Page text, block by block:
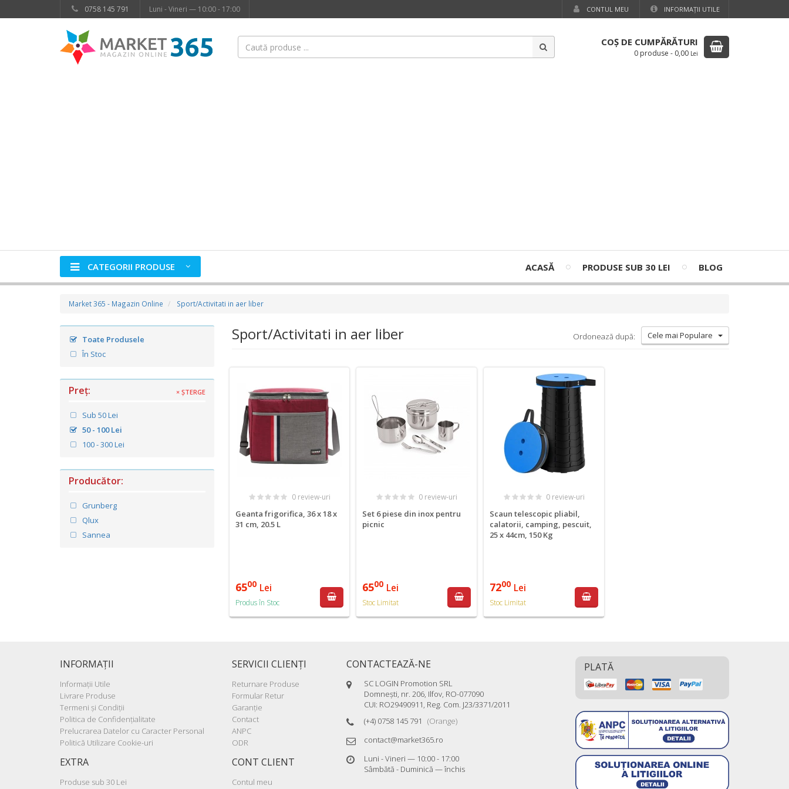
0758 145 791 Luni - Vineri — 10:00 - 17:00 CONTUL MEU INFORMAŢII UTILE
COŞ DE CUMPĂRĂTURI
0 produse - 0,00 Lei
CATEGORII PRODUSE ACASĂ PRODUSE SUB 30 LEI BLOG
Market 365 - Magazin Online Sport/Activitati in aer liber
Sport/Activitati in aer liber Cele mai Populare
Ordonează după:
0 review-uri
Geanta frigorifica, 36 x 18 x
31 cm, 20.5 L
6500 Lei
Produs în Stoc
0 review-uri
Set 6 piese din inox pentru
picnic
6500 Lei
Stoc Limitat
0 review-uri
Scaun telescopic pliabil,
calatorii, camping, pescuit,
25 x 44cm, 150 Kg
7200 Lei
Stoc Limitat
Toate Produsele
În Stoc
Preţ: × ŞTERGE
Sub 50 Lei
50 - 100 Lei
100 - 300 Lei
Producător:
Grunberg
Qlux
Sannea
INFORMAŢII
Informaţii Utile
Livrare Produse
Termeni şi Condiţii
Politica de Confidenţialitate
Prelucrarea Datelor cu Caracter Personal
Politică Utilizare Cookie-uri
EXTRA
Produse sub 30 Lei
SERVICII CLIENŢI
Returnare Produse
Formular Retur
Garanţie
Contact
ANPC
ODR
CONT CLIENT
Contul meu
CONTACTEAZĂ-NE
SC LOGIN Promotion SRL
Domneşti, nr. 206, Ilfov, RO-077090
CUI: RO29490911, Reg. Com. J23/3371/2011
(+4) 0758 145 791 (Orange)
contact@market365.ro
Luni - Vineri — 10:00 - 17:00
Sâmbătă - Duminică — închis
PLATĂ